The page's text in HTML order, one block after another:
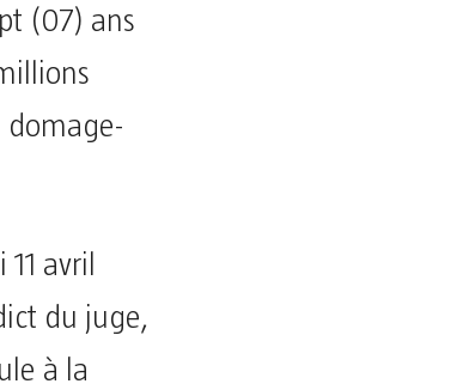
(07) ans
domage-
avril
du juge,
à la